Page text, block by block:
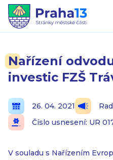
Nařízení
investic FZŠ
26. 04. 2021
Číslo usnesení: UR
V souladu s Nařízením